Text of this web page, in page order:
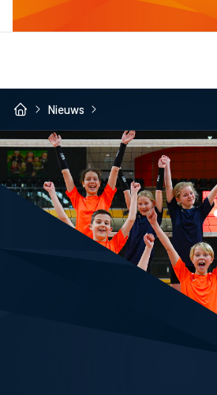
Nieuws